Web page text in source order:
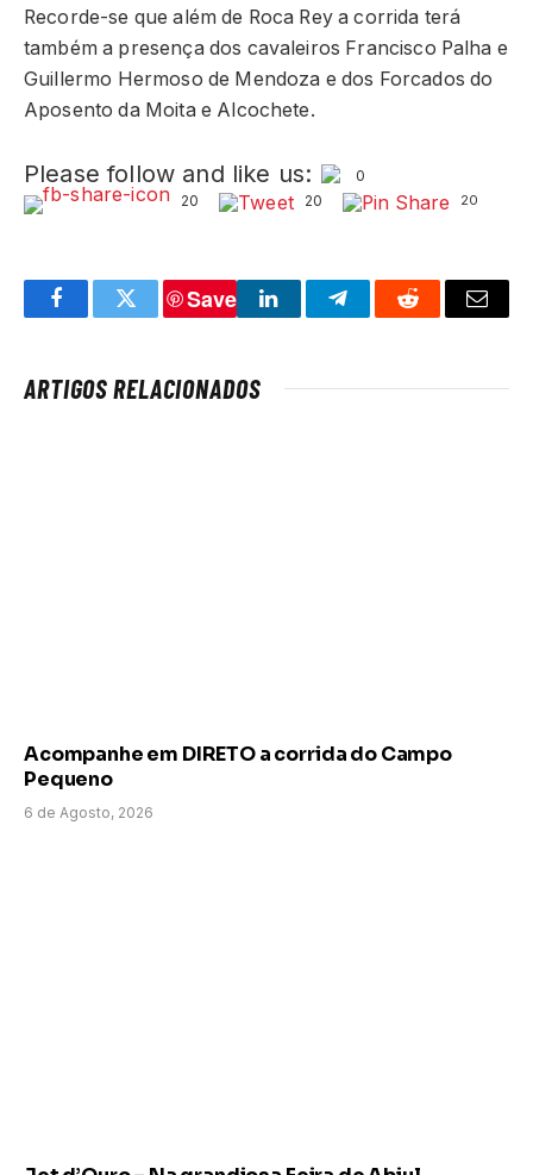
Recorde-se que além de Roca Rey a corrida terá
também a presença dos cavaleiros Francisco Palha e
Guillermo Hermoso de Mendoza e dos Forcados do
Aposento da Moita e Alcochete.
Please follow and like us:
0
20
20 20
FacebookTwitter
Save
LinkedInTelegramReddit Email
ARTIGOS RELACIONADOS
Acompanhe em DIRETO a corrida do Campo
Pequeno
6 de Agosto, 2026